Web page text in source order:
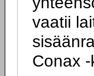
vaatii
Conax